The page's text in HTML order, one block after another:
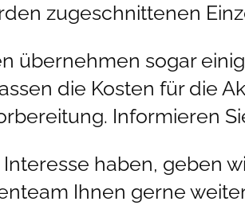
zugeschnittenen
übernehmen sogar
die Kosten für die
Informieren
haben, geben
Ihnen gerne